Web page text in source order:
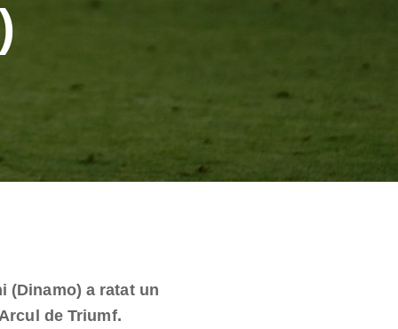
(Dinamo) a ratat un
de Triumf.